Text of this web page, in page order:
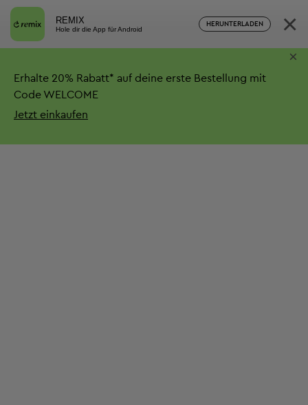
REMIX
Hole dir die App für Android
HERUNTERLADEN ×
Erhalte 20% Rabatt* auf deine erste Bestellung mit
Code WELCOME
Jetzt einkaufen
×